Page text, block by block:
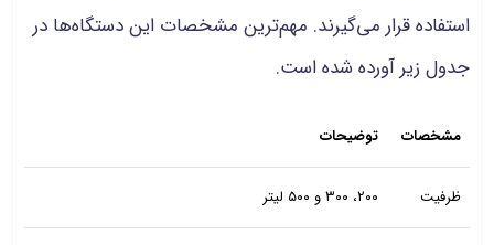
استفاده قرار می‌گیرند. مهم‌ترین مشخصات این دستگاه‌ها در
جدول زیر آورده شده است.
مشخصات توضیحات
ظرفیت ۲۰۰، ۳۰۰ و ۵۰۰ لیتر